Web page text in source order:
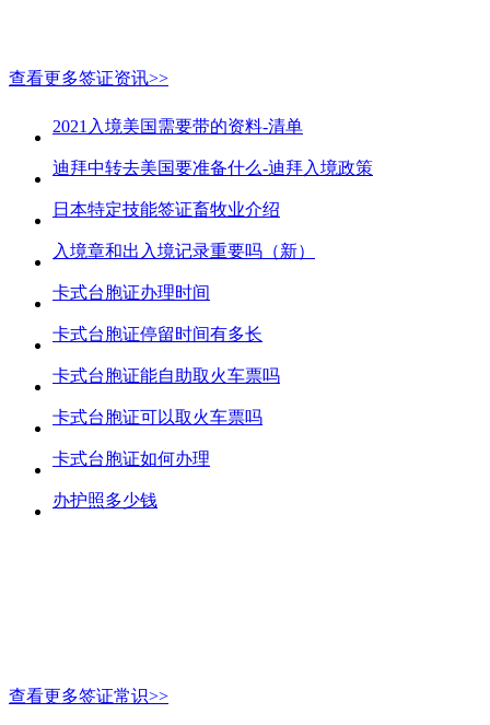
查看更多签证资讯>>
2021入境美国需要带的资料-清单
迪拜中转去美国要准备什么-迪拜入境政策
日本特定技能签证畜牧业介绍
入境章和出入境记录重要吗（新）
卡式台胞证办理时间
卡式台胞证停留时间有多长
卡式台胞证能自助取火车票吗
卡式台胞证可以取火车票吗
卡式台胞证如何办理
办护照多少钱
查看更多签证常识>>